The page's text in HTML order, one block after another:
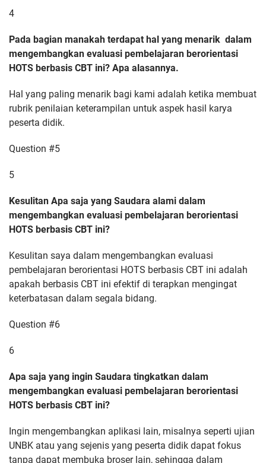
4
Pada bagian manakah terdapat hal yang menarik dalam
mengembangkan evaluasi pembelajaran berorientasi
HOTS berbasis CBT ini? Apa alasannya.
Hal yang paling menarik bagi kami adalah ketika membuat
rubrik penilaian keterampilan untuk aspek hasil karya
peserta didik.
Question #5
5
Kesulitan Apa saja yang Saudara alami dalam
mengembangkan evaluasi pembelajaran berorientasi
HOTS berbasis CBT ini?
Kesulitan saya dalam mengembangkan evaluasi
pembelajaran berorientasi HOTS berbasis CBT ini adalah
apakah berbasis CBT ini efektif di terapkan mengingat
keterbatasan dalam segala bidang.
Question #6
6
Apa saja yang ingin Saudara tingkatkan dalam
mengembangkan evaluasi pembelajaran berorientasi
HOTS berbasis CBT ini?
Ingin mengembangkan aplikasi lain, misalnya seperti ujian
UNBK atau yang sejenis yang peserta didik dapat fokus
tanpa dapat membuka broser lain, sehingga dalam